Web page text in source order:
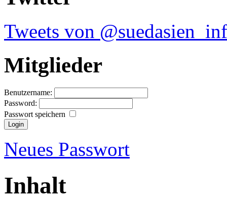
Tweets von
Mitglieder
Benutzername:
Password:
Passwort speichern
Neues Passwort
Inhalt